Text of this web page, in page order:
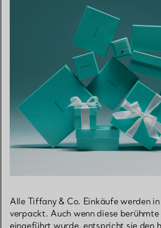
Alle Tiffany & Co. Einkäufe werden
verpackt. Auch wenn diese
eingeführt wurde, entspricht sie den